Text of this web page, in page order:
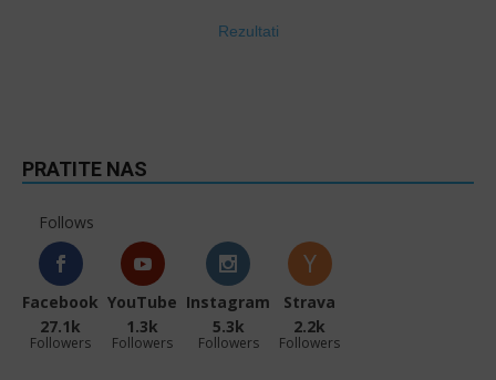
Rezultati
PRATITE NAS
Follows
Facebook
27.1k
Followers
YouTube
1.3k
Followers
Instagram
5.3k
Followers
Strava
2.2k
Followers